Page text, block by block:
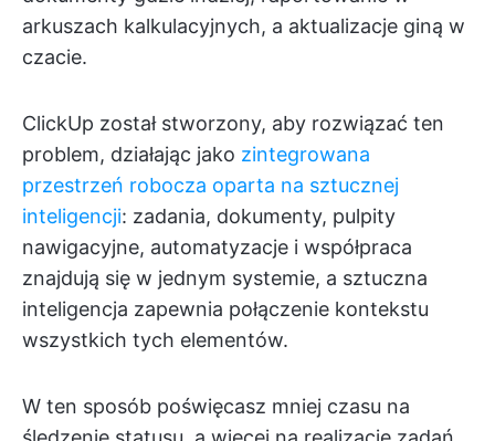
arkuszach kalkulacyjnych, a aktualizacje giną w
czacie.
ClickUp został stworzony, aby rozwiązać ten
problem, działając jako zintegrowana
przestrzeń robocza oparta na sztucznej
inteligencji: zadania, dokumenty, pulpity
nawigacyjne, automatyzacje i współpraca
znajdują się w jednym systemie, a sztuczna
inteligencja zapewnia połączenie kontekstu
wszystkich tych elementów.
W ten sposób poświęcasz mniej czasu na